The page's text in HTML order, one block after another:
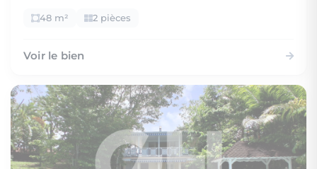
48 m² 2 pièces
Voir le bien